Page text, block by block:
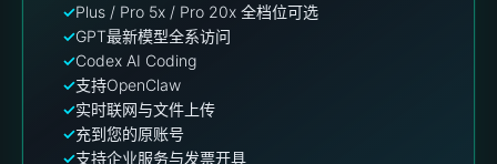
Plus / Pro 5x / Pro 20x 全档位可选
GPT最新模型全系访问
Codex AI Coding
支持OpenClaw
实时联网与文件上传
充到您的原账号
支持企业服务与发票开具